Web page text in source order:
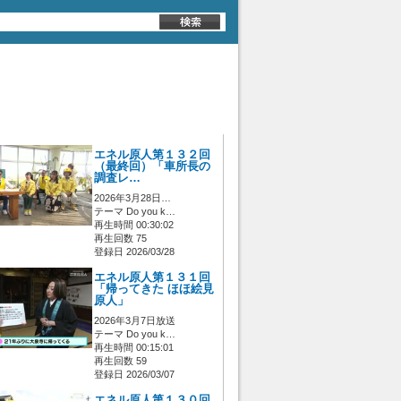
エネル原人第１３２回
（最終回）「車所長の
調査レ…
2026年3月28日…
テーマ Do you k…
再生時間 00:30:02
再生回数 75
登録日 2026/03/28
エネル原人第１３１回
「帰ってきた ほほ絵見
原人」
2026年3月7日放送
テーマ Do you k…
再生時間 00:15:01
再生回数 59
登録日 2026/03/07